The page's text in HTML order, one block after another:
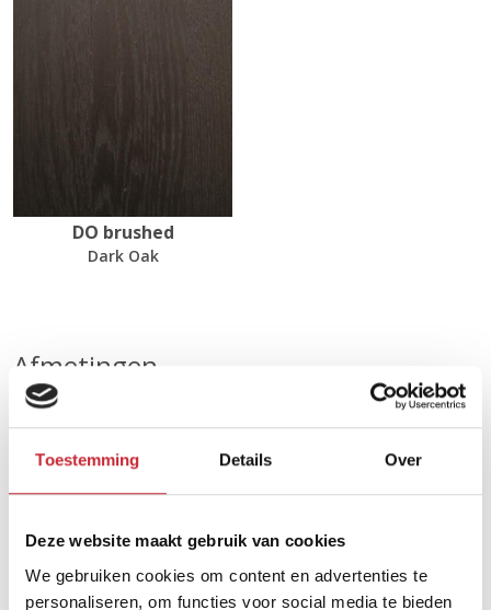
Toestemming Details Over
Deze website maakt gebruik van cookies
We gebruiken cookies om content en advertenties te
personaliseren, om functies voor social media te bieden
DO brushed
Dark Oak
Afmetingen
dealer in ons netwerk